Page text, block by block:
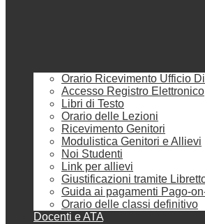
Orario Ricevimento Ufficio
Accesso Registro Elettronico
Libri di Testo
Orario delle Lezioni
Ricevimento Genitori
Modulistica Genitori e Allievi
Noi Studenti
Link per allievi
Giustificazioni tramite
Guida ai pagamenti Pago-
Orario delle classi definitivo
Docenti e ATA